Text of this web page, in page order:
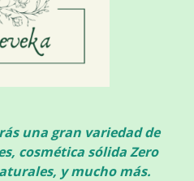
una gran variedad de
cosmética sólida Zero
y mucho más.